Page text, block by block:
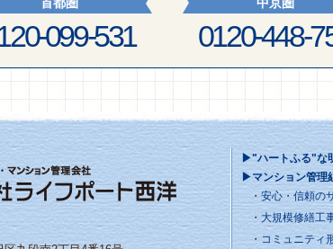
099-531 0120-448-
▶"ハートふる"な
▶マンション管理
安心・信頼の
大規模修繕工
コミュニティ